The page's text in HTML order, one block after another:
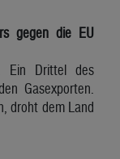
gegen die EU
Ein Drittel des
Gasexporten.
droht dem Land